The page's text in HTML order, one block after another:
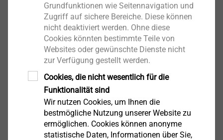
JT3-2H-Plus-5,5
Bohrschrauben
Produkt anzeigen
JT3-2-6,5
Bohrschrauben
Grundfunktionen wie Seitennavigation und
Zugriff auf sichere Bereiche. Diese können
nicht deaktiviert werden. Ohne diese
Cookies könnten bestimmte Teile von
Websites oder gewünschte Dienste nicht
zur Verfügung gestellt werden.
Cookies, die nicht wesentlich für die
Funktionalität sind
Wir nutzen Cookies, um Ihnen die
bestmögliche Nutzung unserer Website zu
ermöglichen. Cookies können anonyme
statistische Daten, Informationen über Sie,